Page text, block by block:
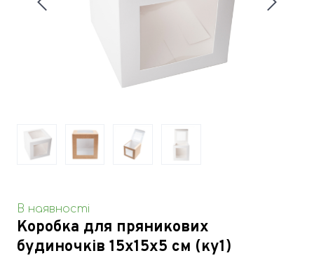
В наявності
Коробка для пряникових
будиночків 15х15х5 см (ку1)